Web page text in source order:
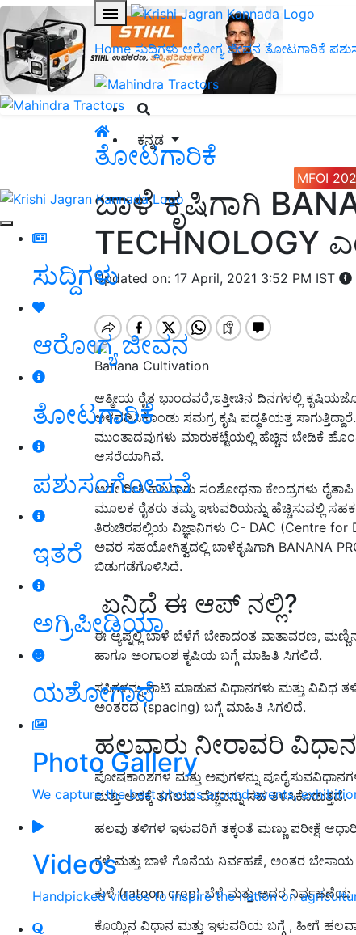
Home ಸುದ್ದಿಗಳು ಆರೋಗ್ಯ ಜೀವನ ತೋಟಗಾರಿಕೆ
ಕನ್ನಡ
MFOI
ಸುದ್ದಿಗಳು
ಆರೋಗ್ಯ ಜೀವನ
ತೋಟಗಾರಿಕೆ
ಪಶುಸಂಗೋಪನೆ
ಇತರೆ
ಅಗ್ರಿಪೀಡಿಯಾ
ಯಶೋಗಾಥೆ
Photo Gallery
We capture the best photos around events,
Videos
Handpicked videos to inspire the nation on
ತೋಟಗಾರಿಕೆ
ಬಾಳೆ ಕೃಷಿಗಾಗಿ
TECHNOLOGY
Updated on: 17 April, 2021 3:52 PM IST
Banana Cultivation
ಆತ್ಮೀಯ ರೈತ ಭಾಂದವರೆ,ಇತ್ತೀಚಿನ ದಿನಗಳಲ್ಲಿ
ಅಳವಡಿಸಿಕೊಂಡು ಸಮಗ್ರ ಕೃಷಿ ಪದ್ಧತಿಯತ್ತ ಸಾಗುತ್ತಿದ್ದಾರೆ.
ಮುಂತಾದವುಗಳು ಮಾರುಕಟ್ಟೆಯಲ್ಲಿ ಹೆಚ್ಚಿನ ಬೇಡಿಕೆ
ಆಸರೆಯಾಗಿವೆ.
ಅದೇ ರೀತಿ ಹಲವಾರು ಸಂಶೋಧನಾ ಕೇಂದ್ರಗಳು
ಮೂಲಕ ರೈತರು ತಮ್ಮ ಇಳುವರಿಯನ್ನು ಹೆಚ್ಚಿಸುವಲ್ಲಿ
ತಿರುಚಿರಪಲ್ಲಿಯ ವಿಜ್ಞಾನಿಗಳು C- DAC (Centre for
ಅವರ ಸಹಯೋಗಿತ್ವದಲ್ಲಿ ಬಾಳೆಕೃಷಿಗಾಗಿ BANANA
ಬಿಡುಗಡೆಗೊಳಿಸಿದೆ.
ಏನಿದೆ ಈ ಆಪ್ ನಲ್ಲಿ?
ಈ ಆ್ಯಪ್ನಲ್ಲಿ ಬಾಳೆ ಬೆಳೆಗೆ ಬೇಕಾದಂತ ವಾತಾವರಣ,
ಹಾಗೂ ಅಂಗಾಂಶ ಕೃಷಿಯ ಬಗ್ಗೆ ಮಾಹಿತಿ ಸಿಗಲಿದೆ.
ಸಸಿಗಳನ್ನು ನಾಟಿ ಮಾಡುವ ವಿಧಾನಗಳು ಮತ್ತು ವಿವಿಧ
ಅಂತರದ(spacing) ಬಗ್ಗೆ ಮಾಹಿತಿ ಸಿಗಲಿದೆ.
ಹಲವಾರು ನೀರಾವರಿ
ಪೋಷಕಾಂಶಗಳ ಮತ್ತು ಅವುಗಳನ್ನು
ಮತ್ತು ಅದಕ್ಕೆ ತಗಲುವ ವೆಚ್ಚವನ್ನು ಸಹ ತಿಳಿಸಿಕೊಡುತ್ತದೆ.
ಹಲವು ತಳಿಗಳ ಇಳುವರಿಗೆ ತಕ್ಕಂತೆ ಮಣ್ಣು ಪರೀಕ್ಷೆ
ಕಳೆ ಮತ್ತು ಬಾಳೆ ಗೊನೆಯ ನಿರ್ವಹಣೆ, ಅಂತರ ಬೇಸಾಯ
ಕುಳೆ(ratoon crop)ಬೆಳೆ ಮತ್ತು ಅದರ ನಿರ್ವಹಣೆಯ
ಕೊಯ್ಲಿನ ವಿಧಾನ ಮತ್ತು ಇಳುವರಿಯ ಬಗ್ಗೆ , ಹೀಗೆ